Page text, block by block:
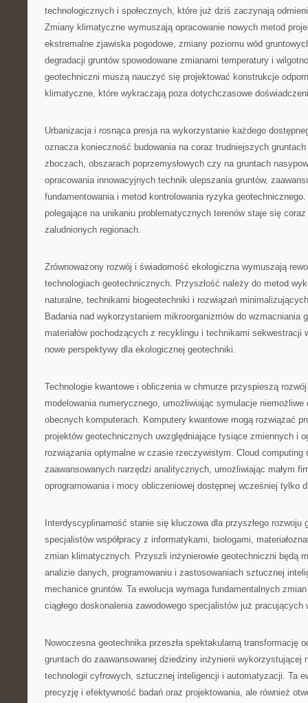
technologicznych i społecznych, które już dziś zaczynają
Zmiany klimatyczne wymuszają opracowanie nowych metod
ekstremalne zjawiska pogodowe, zmiany poziomu wód
degradacji gruntów spowodowane zmianami temperatury i
geotechniczni muszą nauczyć się projektować konstrukcje
klimatyczne, które wykraczają poza dotychczasowe
Urbanizacja i rosnąca presja na wykorzystanie każdego
oznacza konieczność budowania na coraz trudniejszych
zboczach, obszarach poprzemysłowych czy na gruntach
opracowania innowacyjnych technik ulepszania gruntów,
fundamentowania i metod kontrolowania ryzyka
polegające na unikaniu problematycznych terenów staje się
zaludnionych regionach.
Zrównoważony rozwój i świadomość ekologiczna wymuszają
technologiach geotechnicznych. Przyszłość należy do metod
naturalne, technikami biogeotechniki i rozwiązań
Badania nad wykorzystaniem mikroorganizmów do wzmacniania
materiałów pochodzących z recyklingu i technikami sekwestracji
nowe perspektywy dla ekologicznej geotechniki.
Technologie kwantowe i obliczenia w chmurze przyspieszą
modelowania numerycznego, umożliwiając symulacje niemożliwe
obecnych komputerach. Komputery kwantowe mogą rozwiązać
projektów geotechnicznych uwzględniające tysiące zmiennych i
rozwiązania optymalne w czasie rzeczywistym. Cloud computing
zaawansowanych narzędzi analitycznych, umożliwiając małym
oprogramowania i mocy obliczeniowej dostępnej wcześniej tylko
Interdyscyplinarność stanie się kluczowa dla przyszłego rozwoju
specjalistów współpracy z informatykami, biologami,
zmian klimatycznych. Przyszli inżynierowie geotechniczni będą
analizie danych, programowaniu i zastosowaniach sztucznej
mechanice gruntów. Ta ewolucja wymaga fundamentalnych
ciągłego doskonalenia zawodowego specjalistów już pracujących
Nowoczesna geotechnika przeszła spektakularną transformację
gruntach do zaawansowanej dziedziny inżynierii wykorzystującej
technologii cyfrowych, sztucznej inteligencji i automatyzacji. Ta
precyzję i efektywność badań oraz projektowania, ale również